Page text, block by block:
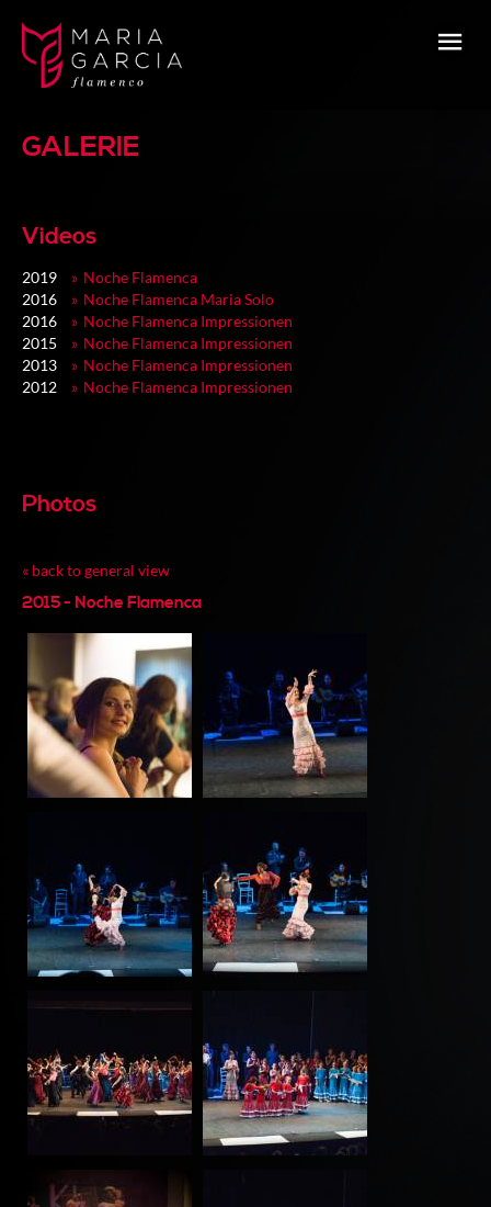
GALERIE
Videos
2019
Noche Flamenca
2016
Noche Flamenca Maria Solo
2016
Noche Flamenca Impressionen
2015
Noche Flamenca Impressionen
2013
Noche Flamenca Impressionen
2012
Noche Flamenca Impressionen
Photos
« back to general view
2015 - Noche Flamenca